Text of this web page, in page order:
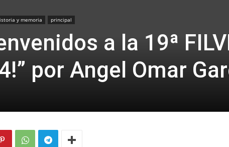
y memoria principal
a la 19ª
por Angel Omar